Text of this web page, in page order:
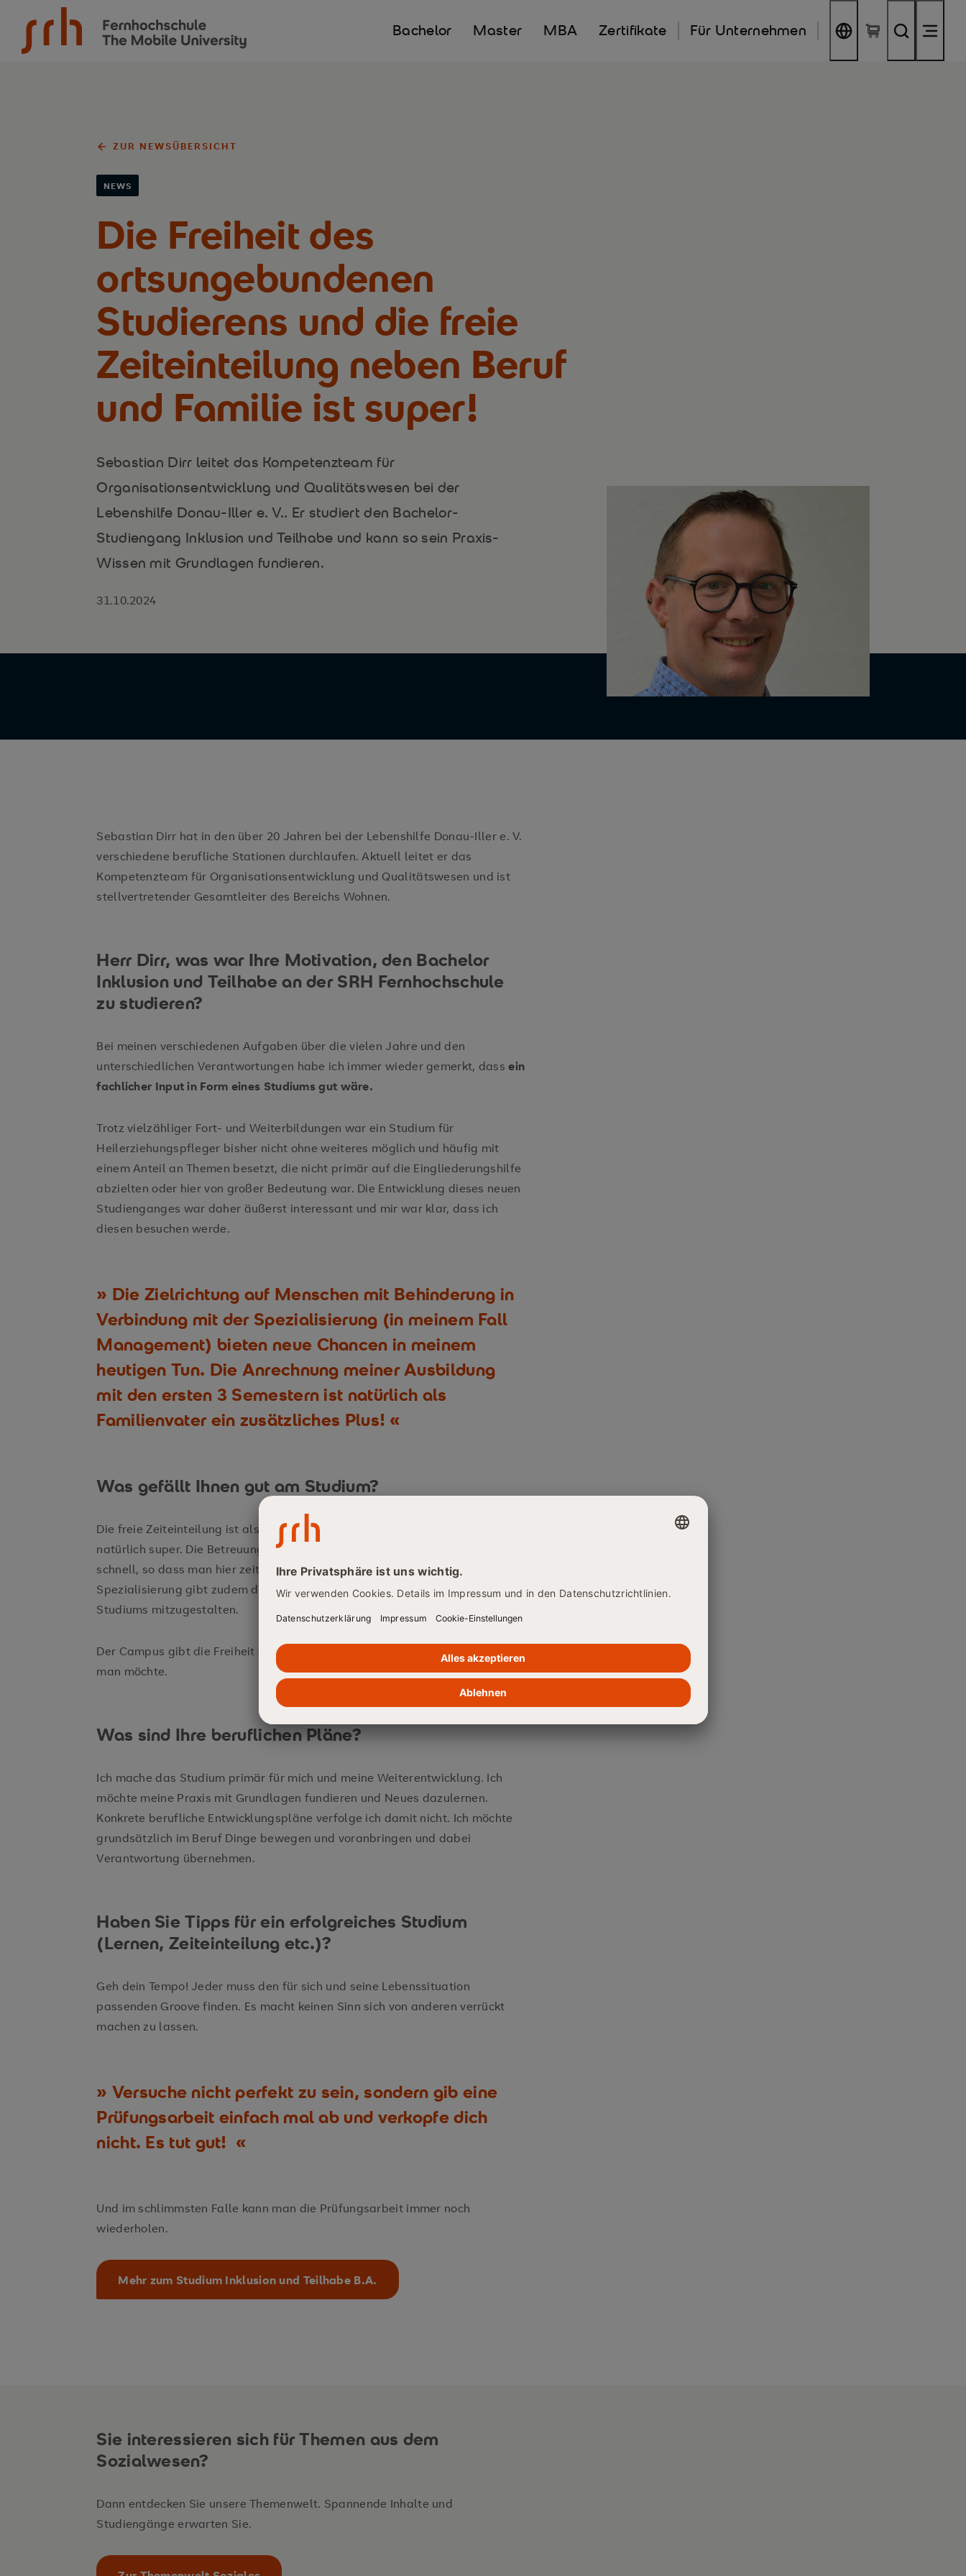
Bachelor Master MBA Zertifikate Für Unternehmen
ZUR NEWSÜBERSICHT
NEWS
Die Freiheit des
ortsungebundenen
Studierens und die freie
Zeiteinteilung neben Beruf
und Familie ist super!
Sebastian Dirr leitet das Kompetenzteam für
Organisationsentwicklung und Qualitätswesen bei der
Lebenshilfe Donau-Iller e. V.. Er studiert den Bachelor-
Studiengang Inklusion und Teilhabe und kann so sein Praxis-
Wissen mit Grundlagen fundieren.
31.10.2024
Sebastian Dirr hat in den über 20 Jahren bei der Lebenshilfe Donau-Iller e. V.
verschiedene berufliche Stationen durchlaufen. Aktuell leitet er das
Kompetenzteam für Organisationsentwicklung und Qualitätswesen und ist
stellvertretender Gesamtleiter des Bereichs Wohnen.
Herr Dirr, was war Ihre Motivation, den Bachelor
Inklusion und Teilhabe an der SRH Fernhochschule
zu studieren?
Bei meinen verschiedenen Aufgaben über die vielen Jahre und den
unterschiedlichen Verantwortungen habe ich immer wieder gemerkt, dass ein
fachlicher Input in Form eines Studiums gut wäre.
Trotz vielzähliger Fort- und Weiterbildungen war ein Studium für
Heilerziehungspfleger bisher nicht ohne weiteres möglich und häufig mit
einem Anteil an Themen besetzt, die nicht primär auf die Eingliederungshilfe
abzielten oder hier von großer Bedeutung war. Die Entwicklung dieses neuen
Studienganges war daher äußerst interessant und mir war klar, dass ich
diesen besuchen werde.
Die Zielrichtung auf Menschen mit Behinderung in
Verbindung mit der Spezialisierung (in meinem Fall
Management) bieten neue Chancen in meinem
heutigen Tun. Die Anrechnung meiner Ausbildung
mit den ersten 3 Semestern ist natürlich als
Familienvater ein zusätzliches Plus!
Was gefällt Ihnen gut am Studium?
Die freie Zeiteinteilung ist als „berufsgebundener Mensch“ und Familienvater
natürlich super. Die Betreuung durch die SRH ist bei Fragen echt gut und
schnell, so dass man hier zeitlich immer am Ball bleiben kann. Die
Spezialisierung gibt zudem die Möglichkeit seinen Weg während des
Studiums mitzugestalten.
Der Campus gibt die Freiheit des ortsungebundenen Studierens, wo und wie
man möchte.
Was sind Ihre beruflichen Pläne?
Ich mache das Studium primär für mich und meine Weiterentwicklung. Ich
möchte meine Praxis mit Grundlagen fundieren und Neues dazulernen.
Konkrete berufliche Entwicklungspläne verfolge ich damit nicht. Ich möchte
grundsätzlich im Beruf Dinge bewegen und voranbringen und dabei
Verantwortung übernehmen.
Haben Sie Tipps für ein erfolgreiches Studium
(Lernen, Zeiteinteilung etc.)?
Geh dein Tempo! Jeder muss den für sich und seine Lebenssituation
passenden Groove finden. Es macht keinen Sinn sich von anderen verrückt
machen zu lassen.
Versuche nicht perfekt zu sein, sondern gib eine
Prüfungsarbeit einfach mal ab und verkopfe dich
nicht. Es tut gut!
Und im schlimmsten Falle kann man die Prüfungsarbeit immer noch
wiederholen.
Mehr zum Studium Inklusion und Teilhabe B.A.
Sie interessieren sich für Themen aus dem
Sozialwesen?
Dann entdecken Sie unsere Themenwelt. Spannende Inhalte und
Studiengänge erwarten Sie.